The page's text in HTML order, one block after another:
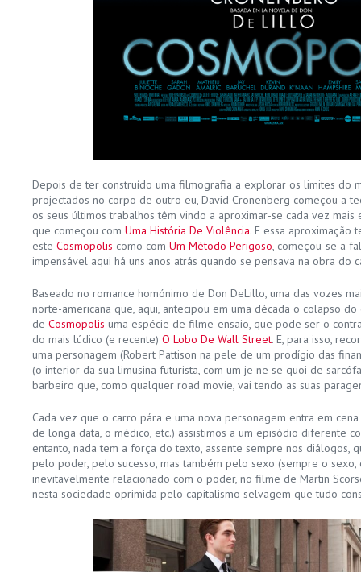
Depois de ter construído uma filmografia a explorar os limites do
projectados no corpo de outro eu, David Cronenberg começou a
os seus últimos trabalhos têm vindo a aproximar-se cada vez mais
que começou com Uma História De Violência. E essa aproximação
este Cosmopolis como com Um Método Perigoso , começou-se a
impensável aqui há uns anos atrás quando se pensava na obra do
Baseado no romance homónimo de Don DeLillo, uma das vozes
norte-americana que, aqui, antecipou em uma década o colapso
de Cosmopolis uma espécie de filme-ensaio, que pode ser o
do mais lúdico (e recente) O Lobo De Wall Street. E, para isso,
uma personagem (Robert Pattison na pele de um prodígio das
(o interior da sua limusina futurista, com um je ne se quoi de
barbeiro que, como qualquer road movie, vai tendo as suas
Cada vez que o carro pára e uma nova personagem entra em cena
de longa data, o médico, etc.) assistimos a um episódio diferente
entanto, nada tem a força do texto, assente sempre nos diálogos,
pelo poder, pelo sucesso, mas também pelo sexo (sempre o
inevitavelmente relacionado com o poder, no filme de Martin
nesta sociedade oprimida pelo capitalismo selvagem que tudo